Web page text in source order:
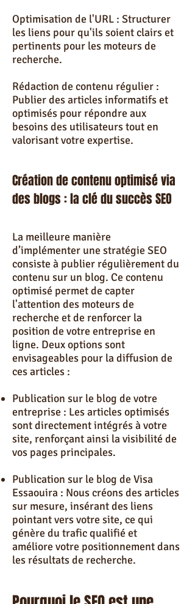
Optimisation de l'URL : Structurer
les liens pour qu'ils soient clairs et
pertinents pour les moteurs de
recherche.
Rédaction de contenu régulier :
Publier des articles informatifs et
optimisés pour répondre aux
besoins des utilisateurs tout en
valorisant votre expertise.
Création de contenu optimisé via
des blogs : la clé du succès SEO
La meilleure manière
d’implémenter une stratégie SEO
consiste à publier régulièrement du
contenu sur un blog. Ce contenu
optimisé permet de capter
l'attention des moteurs de
recherche et de renforcer la
position de votre entreprise en
ligne. Deux options sont
envisageables pour la diffusion de
ces articles :
Publication sur le blog de votre
entreprise : Les articles optimisés
sont directement intégrés à votre
site, renforçant ainsi la visibilité de
vos pages principales.
Publication sur le blog de Visa
Essaouira : Nous créons des articles
sur mesure, insérant des liens
pointant vers votre site, ce qui
génère du trafic qualifié et
améliore votre positionnement dans
les résultats de recherche.